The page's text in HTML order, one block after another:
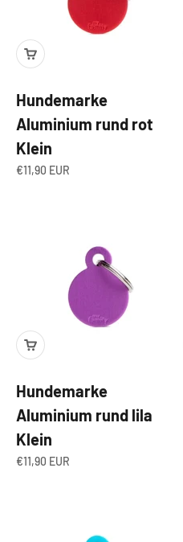
Hundemarke
Aluminium rund rot
Klein
Angebot
€11,90 EUR
Hundemarke
Aluminium rund lila
Klein
Angebot
€11,90 EUR